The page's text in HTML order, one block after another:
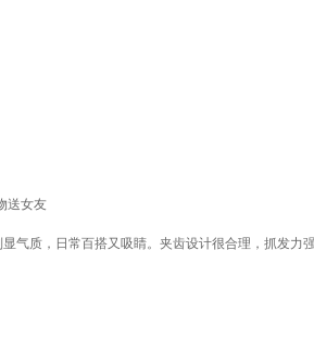
送女友
气质，日常百搭又吸睛。夹齿设计很合理，抓发